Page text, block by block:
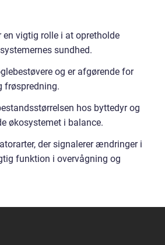
en vigtig rolle i at opretholde
sundhed.
og er afgørende for
frøspredning.
hos byttedyr og
økosystemet i balance.
der signalerer ændringer i
funktion i overvågning og